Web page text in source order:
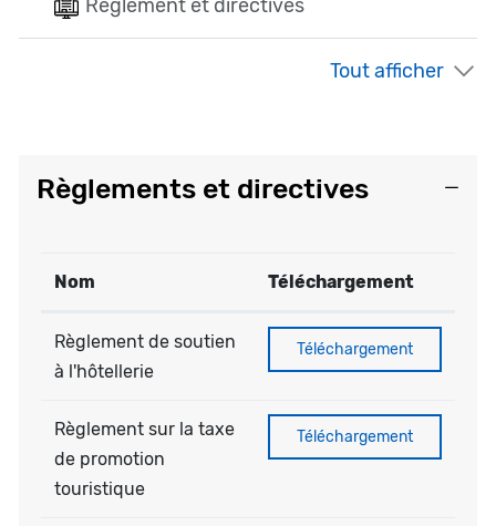
Règlement et directives
Tout afficher
Règlements et directives
Nom Téléchargement
Règlement de soutien
à l'hôtellerie
Règlement de soutien à
Téléchargement
Règlement sur la taxe
de promotion
touristique
Règlement sur la taxe de
Téléchargement